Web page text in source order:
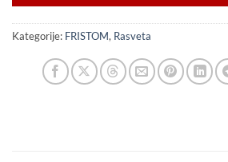
Kategorije: FRISTOM, Rasveta